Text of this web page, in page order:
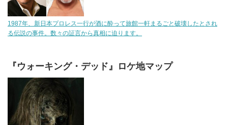
1987年、新日本プロレス一行が酒に酔って旅館一軒まるごと破壊したとされ
る伝説の事件。数々の証言から真相に迫ります。
『ウォーキング・デッド』ロケ地マップ